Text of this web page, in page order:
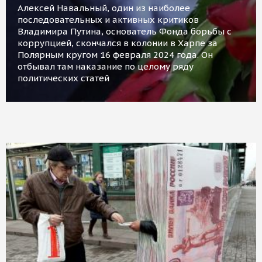
Алексей Навальный, один из наиболее
последовательных и активных критиков
Владимира Путина, основатель Фонда борьбы с
коррупцией, скончался в колонии в Харпе за
Полярным кругом 16 февраля 2024 года. Он
отбывал там наказание по целому ряду
политических статей